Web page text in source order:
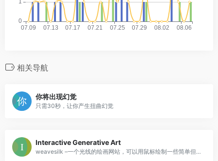
相关导航
你将出现幻觉
只需30秒，让你产生扭曲幻觉
Interactive Generative Art
weavesilk –一个光线的绘画网站，可以用鼠标绘制一些简单但是很科幻的图